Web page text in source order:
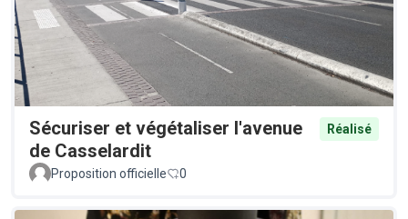
Sécuriser et végétaliser l'avenue
de Casselardit
Réalisé
Proposition officielle 0